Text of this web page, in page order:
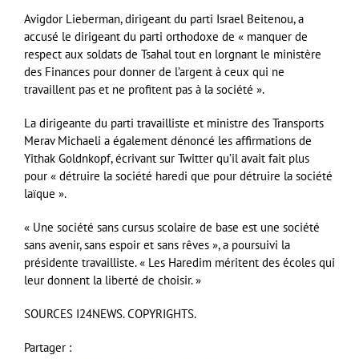
Avigdor Lieberman, dirigeant du parti Israel Beitenou, a
accusé le dirigeant du parti orthodoxe de « manquer de
respect aux soldats de Tsahal tout en lorgnant le ministère
des Finances pour donner de l’argent à ceux qui ne
travaillent pas et ne profitent pas à la société ».
La dirigeante du parti travailliste et ministre des Transports
Merav Michaeli a également dénoncé les affirmations de
Yithak Goldnkopf, écrivant sur Twitter qu’il avait fait plus
pour « détruire la société haredi que pour détruire la société
laïque ».
« Une société sans cursus scolaire de base est une société
sans avenir, sans espoir et sans rêves », a poursuivi la
présidente travailliste. « Les Haredim méritent des écoles qui
leur donnent la liberté de choisir. »
SOURCES I24NEWS. COPYRIGHTS.
Partager :